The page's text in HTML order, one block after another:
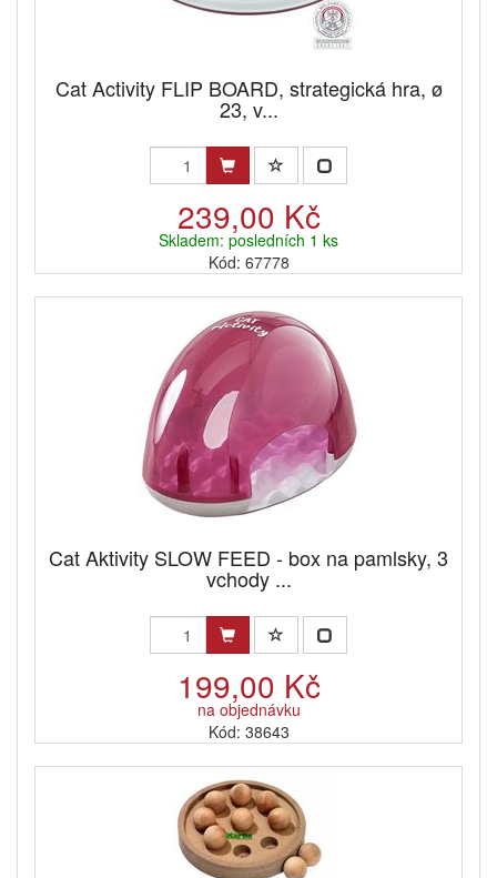
Cat Activity FLIP BOARD, strategická hra, ø
23, v...
239,00 Kč
Skladem: posledních 1 ks
Kód: 67778
Cat Aktivity SLOW FEED - box na pamlsky, 3
vchody ...
199,00 Kč
na objednávku
Kód: 38643